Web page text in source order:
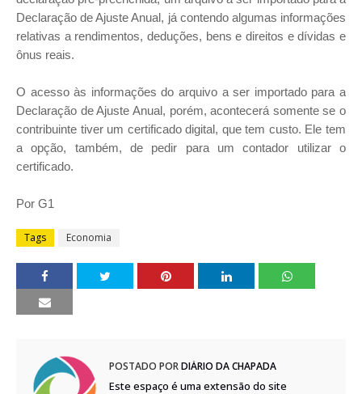
Declaração de Ajuste Anual, já contendo algumas informações
relativas a rendimentos, deduções, bens e direitos e dívidas e
ônus reais.
O acesso às informações do arquivo a ser importado para a
Declaração de Ajuste Anual, porém, acontecerá somente se o
contribuinte tiver um certificado digital, que tem custo. Ele tem
a opção, também, de pedir para um contador utilizar o
certificado.
Por G1
Tags Economia
POSTADO PORDIÁRIO DA CHAPADA
Este espaço é uma extensão do site